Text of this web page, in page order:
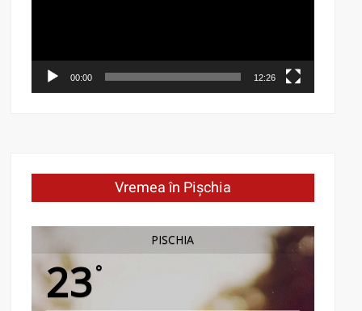
00:00 12:26
Vremea în Pișchia
PISCHIA
23°